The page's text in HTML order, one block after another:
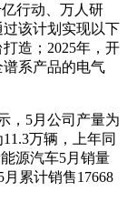
行动、万人研
该计划实现以下
造；2025年，开
系产品的电气
，5月公司产量为
万辆，上年同
源汽车5月销量
累计销售17668